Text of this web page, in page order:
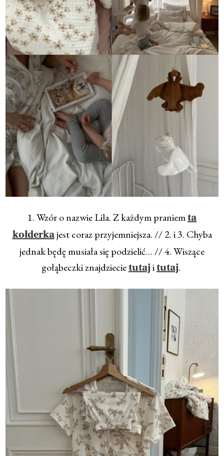
1. Wzór o nazwie Lila. Z każdym praniem ta
kołderkajest coraz przyjemniejsza. // 2. i 3. Chyba
jednak będę musiała się podzielić… // 4. Wiszące
gołąbeczki znajdziecie tutaj itutaj.